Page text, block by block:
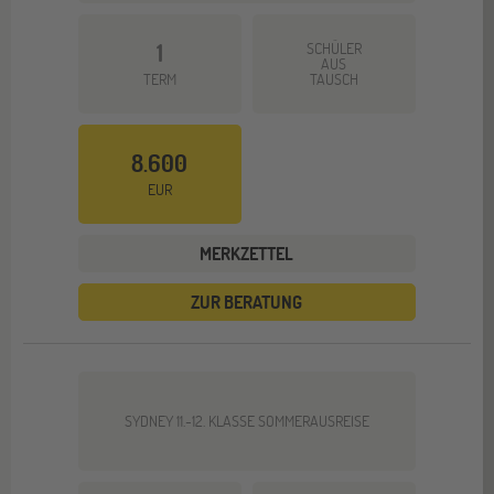
1
TERM
SCHÜLER
AUS
TAUSCH
8.600
EUR
MERKZETTEL
ZUR BERATUNG
SYDNEY 11.-12. KLASSE SOMMERAUSREISE